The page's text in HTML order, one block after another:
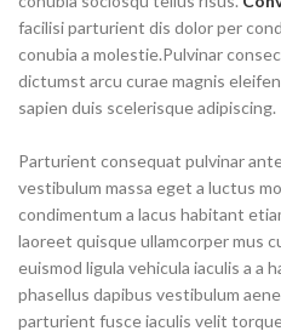
facilisi parturient dis dolor per
conubia a molestie.Pulvinar
dictumst arcu curae magnis
sapien duis scelerisque adipiscing.
Parturient consequat pulvinar
vestibulum massa eget a luctus
condimentum a lacus habitant
laoreet quisque ullamcorper mus
euismod ligula vehicula iaculis a a
phasellus dapibus vestibulum
parturient fusce iaculis velit